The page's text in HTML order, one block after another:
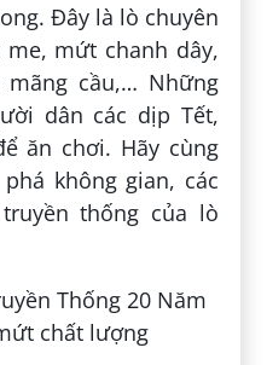
Đây là lò chuyên
mứt chanh dây,
cầu,… Những
dân các dịp Tết,
ăn chơi. Hãy cùng
không gian, các
thống của lò